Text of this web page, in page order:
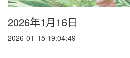
2026年1月16日
2026-01-15 19:04:49